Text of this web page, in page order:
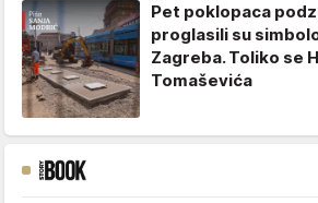
Pet poklopaca
proglasili su
Zagreba. Toliko se
Tomaševića